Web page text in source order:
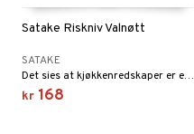
Satake Riskniv Valnøtt
SATAKE
Det sies at kjøkkenredskaper er en forlengelse av kokkens sjel, og aldri har dette vært mer sant enn med Satakes vakre serie av kjøkkenredskaper.
kr 168